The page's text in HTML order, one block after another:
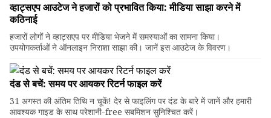
व्हाट्सएप आउटेज ने हजारों को प्रभावित किया: मीडिया साझा करने में
कठिनाई
हजारों लोगों ने व्हाट्सएप पर मीडिया भेजने में समस्याओं का सामना किया।
उपयोगकर्ताओं ने ऑनलाइन निराशा साझा की। जानें इस आउटेज के विवरण।
दंड से बचें: समय पर आयकर रिटर्न फाइल करें
31 अगस्त की अंतिम तिथि न चूकें! देर से फाइलिंग पर दंड के बारे में जानें और हमारी
आवश्यक गाइड के साथ परेशानी-free सबमिशन सुनिश्चित करें।